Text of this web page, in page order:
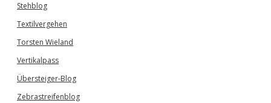
Stehblog
Textilvergehen
Torsten Wieland
Vertikalpass
Übersteiger-Blog
Zebrastreifenblog